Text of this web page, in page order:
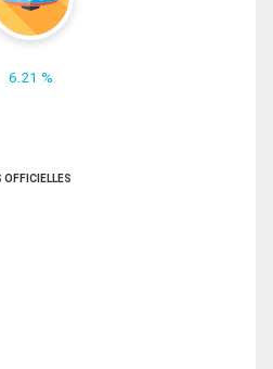
6.21 %
OFFICIELLES